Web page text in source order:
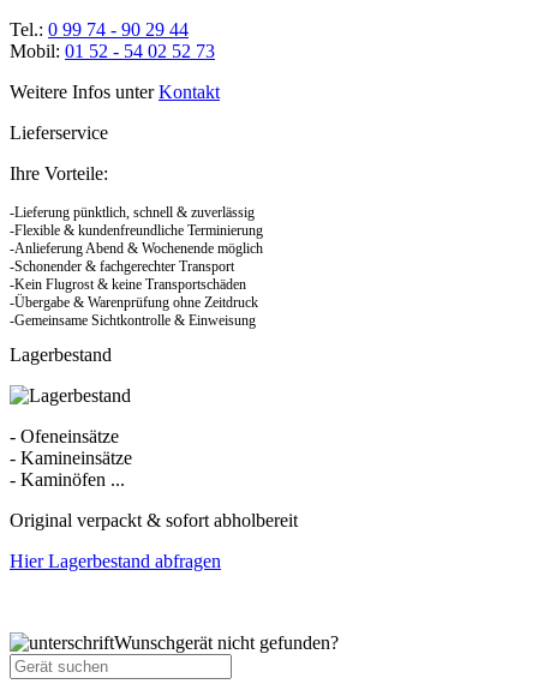
Tel.: 0 99 74 - 90 29 44
Mobil: 01 52 - 54 02 52 73
Weitere Infos unterKontakt
Lieferservice
Ihre Vorteile:
-Lieferung pünktlich, schnell & zuverlässig
-Flexible & kundenfreundliche Terminierung
-Anlieferung Abend & Wochenende möglich
-Schonender & fachgerechter Transport
-Kein Flugrost & keine Transportschäden
-Übergabe & Warenprüfung ohne Zeitdruck
-Gemeinsame Sichtkontrolle & Einweisung
Lagerbestand
- Ofeneinsätze
- Kamineinsätze
- Kaminöfen ...
Original verpackt & sofort abholbereit
Hier Lagerbestand abfragen
Wunschgerät nicht gefunden?